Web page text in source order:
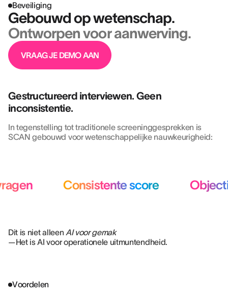
Beveiliging
Gebouwd op wetenschap.
Ontworpen voor aanwerving.
VRAAG JE DEMO AAN
Gestructureerd interviewen. Geen
inconsistentie.
In tegenstelling tot traditionele screeninggesprekken is
SCAN gebouwd voor wetenschappelijke nauwkeurigheid:
Consistente score
Dit is niet alleen AI voor gemak
—Het is AI voor operationele uitmuntendheid.
Voordelen